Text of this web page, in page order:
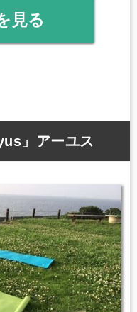
見る
」アーユス